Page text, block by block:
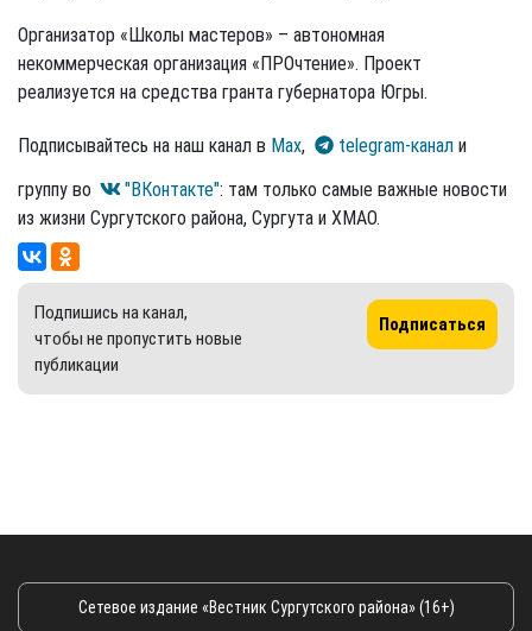
Организатор «Школы мастеров» – автономная
некоммерческая организация «ПРОчтение». Проект
реализуется на средства гранта губернатора Югры.
Подписывайтесь на наш канал в Max, telegram-канал и
группу во
"ВКонтакте": там только самые важные новости
из жизни Сургутского района, Сургута и ХМАО.
Подпишись на канал,
чтобы не пропустить новые
публикации
Подписаться
Сетевое издание «Вестник Сургутского района» (16+)